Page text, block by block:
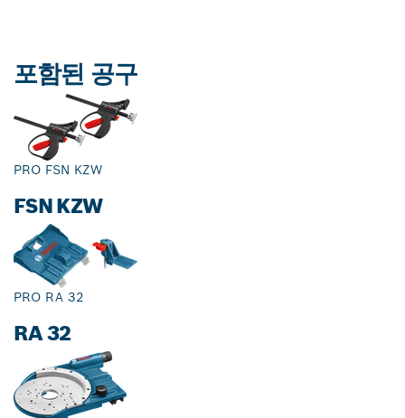
포함된 공구
PRO FSN KZW
FSN KZW
PRO RA 32
RA 32